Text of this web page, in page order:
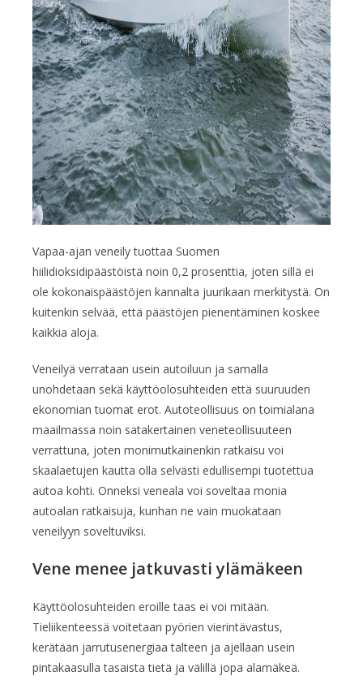
Vapaa-ajan veneily tuottaa Suomen
hiilidioksidipäästöistä noin 0,2 prosenttia, joten sillä ei
ole kokonaispäästöjen kannalta juurikaan merkitystä. On
kuitenkin selvää, että päästöjen pienentäminen koskee
kaikkia aloja.
Veneilyä verrataan usein autoiluun ja samalla
unohdetaan sekä käyttöolosuhteiden että suuruuden
ekonomian tuomat erot. Autoteollisuus on toimialana
maailmassa noin satakertainen veneteollisuuteen
verrattuna, joten monimutkainenkin ratkaisu voi
skaalaetujen kautta olla selvästi edullisempi tuotettua
autoa kohti. Onneksi veneala voi soveltaa monia
autoalan ratkaisuja, kunhan ne vain muokataan
veneilyyn soveltuviksi.
Vene menee jatkuvasti ylämäkeen
Käyttöolosuhteiden eroille taas ei voi mitään.
Tieliikenteessä voitetaan pyörien vierintävastus,
kerätään jarrutusenergiaa talteen ja ajellaan usein
pintakaasulla tasaista tietä ja välillä jopa alamäkeä.